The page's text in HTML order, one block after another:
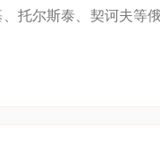
托尔斯泰、契诃夫等